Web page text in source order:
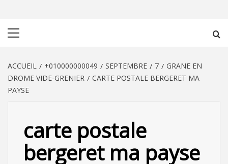
ACCUEIL +010000000049 SEPTEMBRE 7
GRANE EN
DROME VIDE-GRENIER
CARTE POSTALE BERGERET MA
PAYSE
carte postale
bergeret ma payse